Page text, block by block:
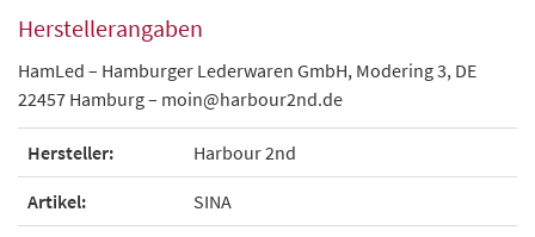
Herstellerangaben
HamLed – Hamburger Lederwaren GmbH, Modering 3, DE
22457 Hamburg – moin@harbour2nd.de
Hersteller: Harbour 2nd
Artikel: SINA